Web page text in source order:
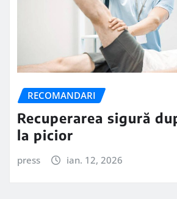
RECOMANDARI
Recuperarea sigură
la picior
press ian. 12, 2026